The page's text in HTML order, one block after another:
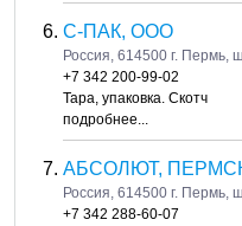
С-ПАК, ООО
Россия, 614500 г. Пермь,
+7 342 200-99-02
Тара, упаковка. Скотч
подробнее...
АБСОЛЮТ,
Россия, 614500 г. Пермь,
+7 342 288-60-07